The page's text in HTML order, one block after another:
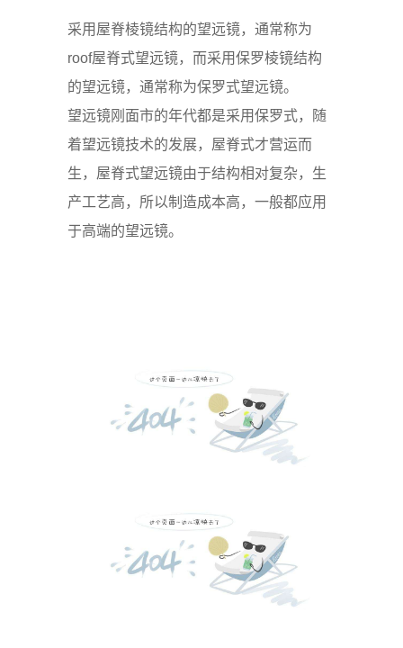
采用屋脊棱镜结构的望远镜，通常称为
roof屋脊式望远镜，而采用保罗棱镜结构
的望远镜，通常称为保罗式望远镜。
望远镜刚面市的年代都是采用保罗式，随
着望远镜技术的发展，屋脊式才营运而
生，屋脊式望远镜由于结构相对复杂，生
产工艺高，所以制造成本高，一般都应用
于高端的望远镜。